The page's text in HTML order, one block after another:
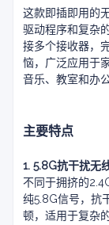
这款即插即用的
驱动程序和复杂
接多个接收器，
恼，广泛应用于
音乐、教室和办
主要特点
1. 5.8G抗干扰无
不同于拥挤的
纯5.8G信号，抗
顿，适用于复杂